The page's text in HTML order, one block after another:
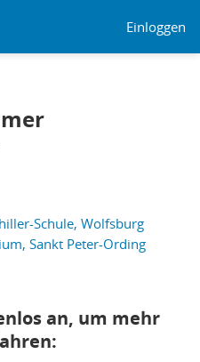
Einloggen
Schule, Wolfsburg
Sankt Peter-Ording
an, um mehr